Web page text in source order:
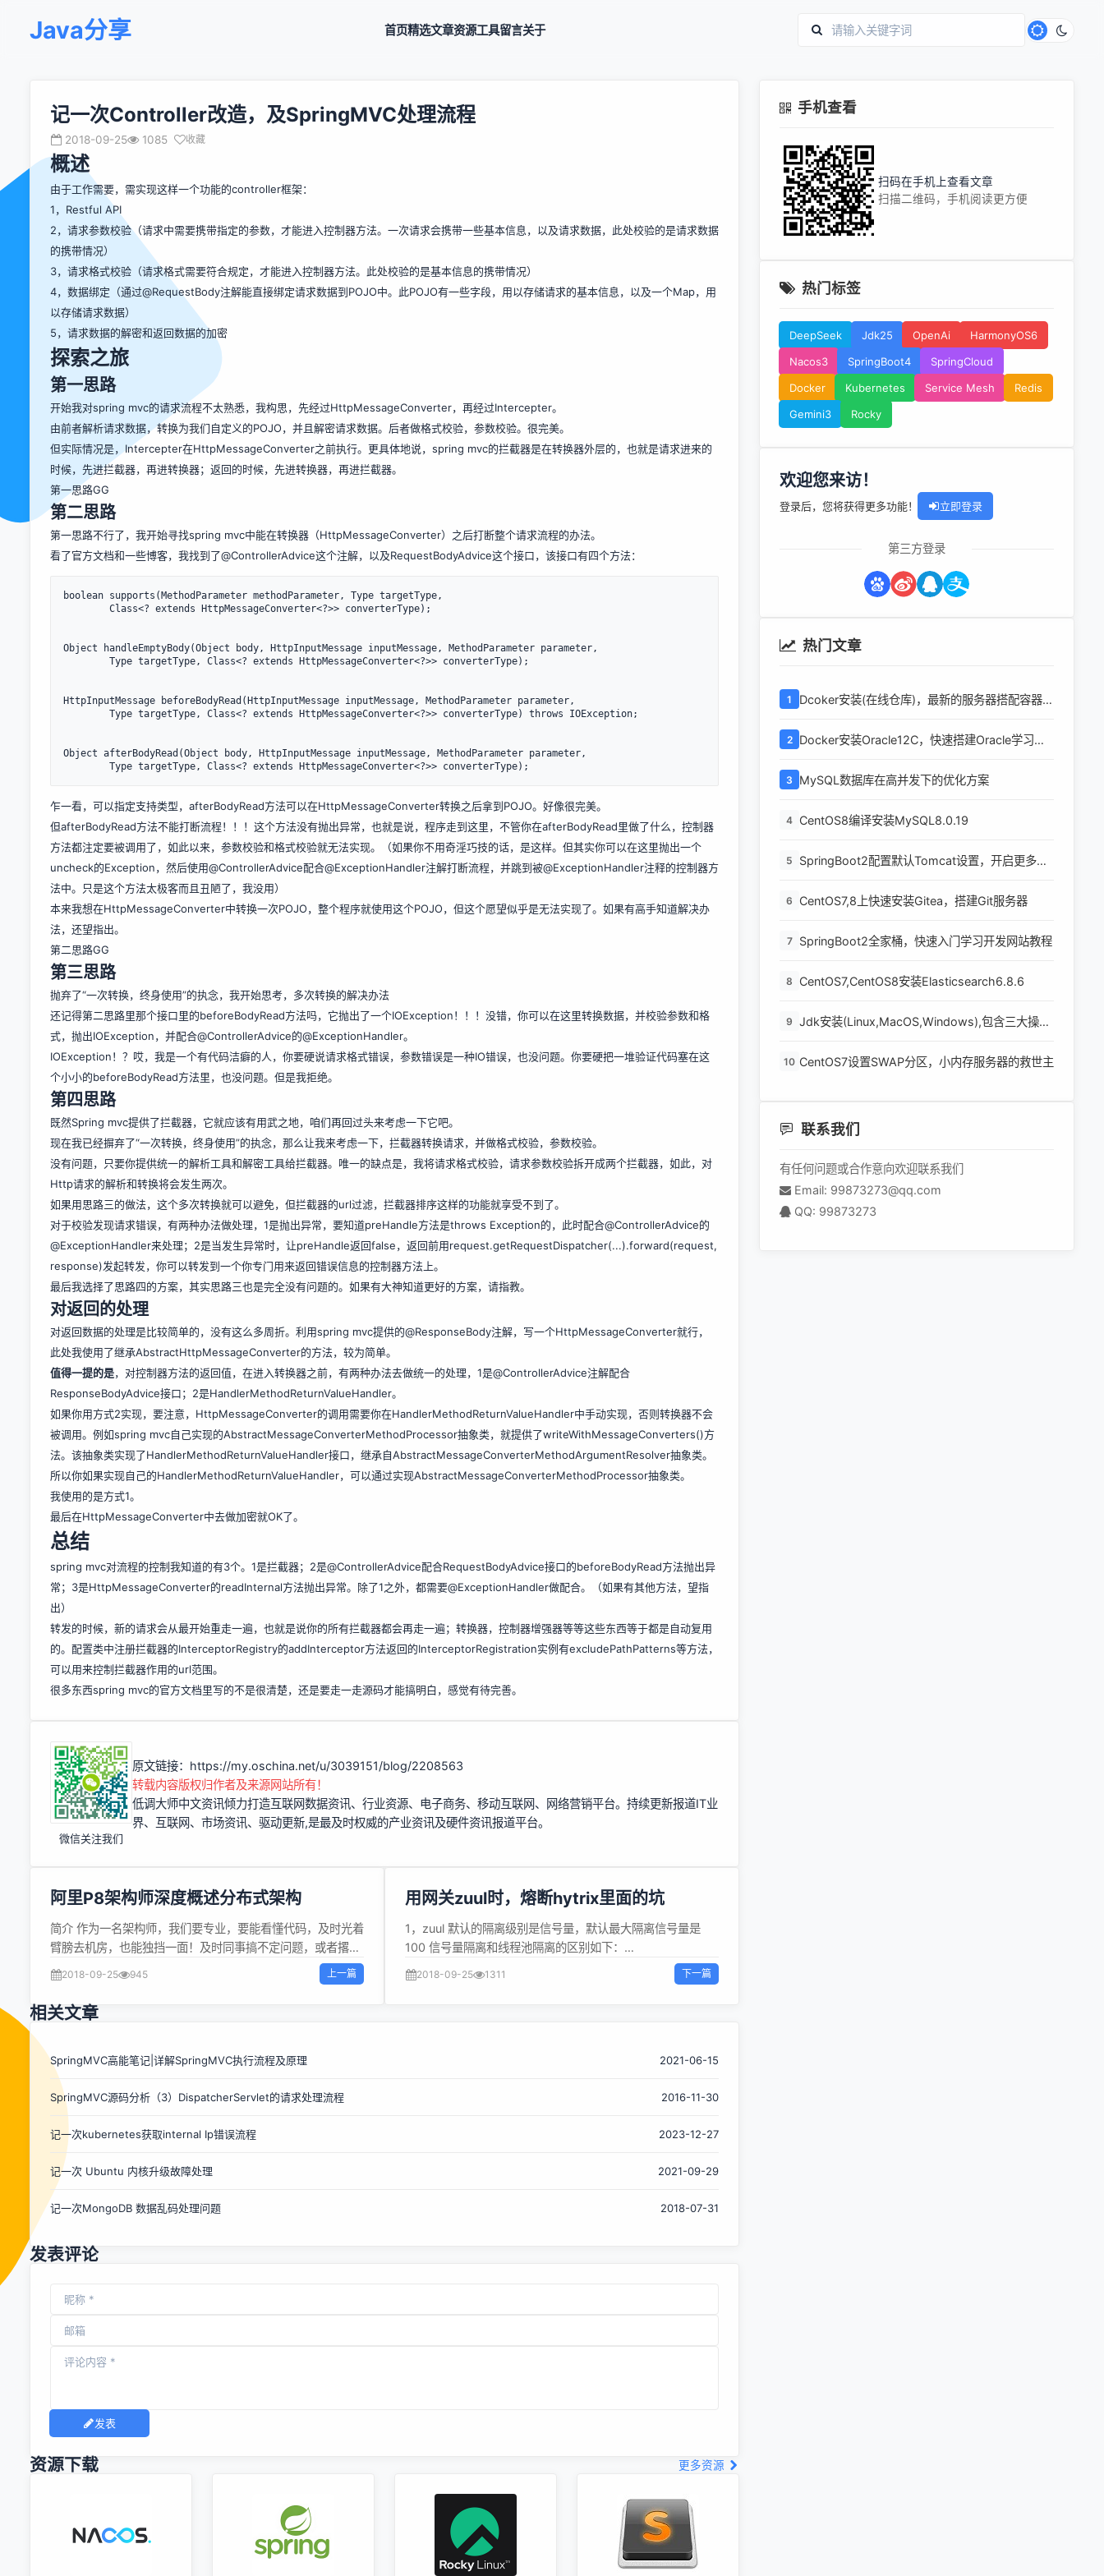
Java分享 首页精选文章资源工具留言关于
记一次Controller改造，及SpringMVC处理流程
2018-09-25 1085 收藏
概述
由于工作需要，需实现这样一个功能的controller框架：
1，Restful API
2，请求参数校验（请求中需要携带指定的参数，才能进入控制器方法。一次请求会携带一些基本信息，以及请求数据，此处校验的是请求数据
的携带情况）
3，请求格式校验（请求格式需要符合规定，才能进入控制器方法。此处校验的是基本信息的携带情况）
4，数据绑定（通过@RequestBody注解能直接绑定请求数据到POJO中。此POJO有一些字段，用以存储请求的基本信息，以及一个Map，用
以存储请求数据）
5，请求数据的解密和返回数据的加密
探索之旅
第一思路
开始我对spring mvc的请求流程不太熟悉，我构思，先经过HttpMessageConverter，再经过Intercepter。
由前者解析请求数据，转换为我们自定义的POJO，并且解密请求数据。后者做格式校验，参数校验。很完美。
但实际情况是，Intercepter在HttpMessageConverter之前执行。更具体地说，spring mvc的拦截器是在转换器外层的，也就是请求进来的
时候，先进拦截器，再进转换器；返回的时候，先进转换器，再进拦截器。
第一思路GG
第二思路
第一思路不行了，我开始寻找spring mvc中能在转换器（HttpMessageConverter）之后打断整个请求流程的办法。
看了官方文档和一些博客，我找到了@ControllerAdvice这个注解，以及RequestBodyAdvice这个接口，该接口有四个方法：
boolean supports(MethodParameter methodParameter, Type targetType,
Object handleEmptyBody(Object body, HttpInputMessage inputMessage, MethodParameter parameter,
HttpInputMessage beforeBodyRead(HttpInputMessage inputMessage, MethodParameter parameter,
Object afterBodyRead(Object body, HttpInputMessage inputMessage, MethodParameter parameter,
乍一看，可以指定支持类型，afterBodyRead方法可以在HttpMessageConverter转换之后拿到POJO。好像很完美。
但afterBodyRead方法不能打断流程！！！这个方法没有抛出异常，也就是说，程序走到这里，不管你在afterBodyRead里做了什么，控制器
方法都注定要被调用了，如此以来，参数校验和格式校验就无法实现。（如果你不用奇淫巧技的话，是这样。但其实你可以在这里抛出一个
uncheck的Exception，然后使用@ControllerAdvice配合@ExceptionHandler注解打断流程，并跳到被@ExceptionHandler注释的控制器方
法中。只是这个方法太极客而且丑陋了，我没用）
本来我想在HttpMessageConverter中转换一次POJO，整个程序就使用这个POJO，但这个愿望似乎是无法实现了。如果有高手知道解决办
法，还望指出。
第二思路GG
第三思路
抛弃了“一次转换，终身使用”的执念，我开始思考，多次转换的解决办法
还记得第二思路里那个接口里的beforeBodyRead方法吗，它抛出了一个IOException！！！没错，你可以在这里转换数据，并校验参数和格
式，抛出IOException，并配合@ControllerAdvice的@ExceptionHandler。
IOException！？哎，我是一个有代码洁癖的人，你要硬说请求格式错误，参数错误是一种IO错误，也没问题。你要硬把一堆验证代码塞在这
个小小的beforeBodyRead方法里，也没问题。但是我拒绝。
第四思路
既然Spring mvc提供了拦截器，它就应该有用武之地，咱们再回过头来考虑一下它吧。
现在我已经摒弃了“一次转换，终身使用”的执念，那么让我来考虑一下，拦截器转换请求，并做格式校验，参数校验。
没有问题，只要你提供统一的解析工具和解密工具给拦截器。唯一的缺点是，我将请求格式校验，请求参数校验拆开成两个拦截器，如此，对
Http请求的解析和转换将会发生两次。
如果用思路三的做法，这个多次转换就可以避免，但拦截器的url过滤，拦截器排序这样的功能就享受不到了。
对于校验发现请求错误，有两种办法做处理，1是抛出异常，要知道preHandle方法是throws Exception的，此时配合@ControllerAdvice的
@ExceptionHandler来处理；2是当发生异常时，让preHandle返回false，返回前用request.getRequestDispatcher(...).forward(request,
response)发起转发，你可以转发到一个你专门用来返回错误信息的控制器方法上。
最后我选择了思路四的方案，其实思路三也是完全没有问题的。如果有大神知道更好的方案，请指教。
对返回的处理
对返回数据的处理是比较简单的，没有这么多周折。利用spring mvc提供的@ResponseBody注解，写一个HttpMessageConverter就行，
此处我使用了继承AbstractHttpMessageConverter的方法，较为简单。
值得一提的是，对控制器方法的返回值，在进入转换器之前，有两种办法去做统一的处理，1是@ControllerAdvice注解配合
ResponseBodyAdvice接口；2是HandlerMethodReturnValueHandler。
如果你用方式2实现，要注意，HttpMessageConverter的调用需要你在HandlerMethodReturnValueHandler中手动实现，否则转换器不会
被调用。例如spring mvc自己实现的AbstractMessageConverterMethodProcessor抽象类，就提供了writeWithMessageConverters()方
法。该抽象类实现了HandlerMethodReturnValueHandler接口，继承自AbstractMessageConverterMethodArgumentResolver抽象类。
所以你如果实现自己的HandlerMethodReturnValueHandler，可以通过实现AbstractMessageConverterMethodProcessor抽象类。
我使用的是方式1。
最后在HttpMessageConverter中去做加密就OK了。
总结
spring mvc对流程的控制我知道的有3个。1是拦截器；2是@ControllerAdvice配合RequestBodyAdvice接口的beforeBodyRead方法抛出异
常；3是HttpMessageConverter的readInternal方法抛出异常。除了1之外，都需要@ExceptionHandler做配合。（如果有其他方法，望指
出）
转发的时候，新的请求会从最开始重走一遍，也就是说你的所有拦截器都会再走一遍；转换器，控制器增强器等等这些东西等于都是自动复用
的。配置类中注册拦截器的InterceptorRegistry的addInterceptor方法返回的InterceptorRegistration实例有excludePathPatterns等方法，
可以用来控制拦截器作用的url范围。
很多东西spring mvc的官方文档里写的不是很清楚，还是要走一走源码才能搞明白，感觉有待完善。
微信关注我们
原文链接： https://my.oschina.net/u/3039151/blog/2208563
转载内容版权归作者及来源网站所有！
低调大师中文资讯倾力打造互联网数据资讯、行业资源、电子商务、移动互联网、网络营销平台。持续更新报道IT业
界、互联网、市场资讯、驱动更新,是最及时权威的产业资讯及硬件资讯报道平台。
阿里P8架构师深度概述分布式架构
简介 作为一名架构师，我们要专业，要能看懂代码，及时光着
臂膀去机房，也能独挡一面！及时同事搞不定问题，或者撂挑
子，你也能给老大一个坚定的眼神：不怕，有我在！还能在会
议室上滔滔不绝，如若无人，让不懂技术的妹子看你时眼神迷
离，就好想落霞与孤鹜齐飞！ 分布式架构是一个非常复杂的体
系，任何技术都不是孤立的存在，任何技术都无法适应所有场
可能多的学习与之相关的各种知识，掌握各种技术的演进路
线，正式从一名码农蜕变成为架构师 什么是分布式？ 互联网
应用的特点是：高并发，海量数据。互联网应用的用户数是没
别。高并发指系统单位时间内收到的请求数量（取决于使用的
用户数），没有上限。海量数据包括：海量数据的存储和海量
数据的处理。这两个工程难题都可以使用分布式系统来解决。
简单理解，分布式系统就是把一些计算机通过网络连接起来，
然后协同工作。协同工作需要解决两个问题： 1）任务分解 把
行，实现多任务的并发执行。 2）节点通信 节点之间互相通
2018-09-25 945 上一篇
用网关zuul时，熔断hytrix里面的坑
1，zuul 默认的隔离级别是信号量，默认最大隔离信号量是
100 信号量隔离和线程池隔离的区别如下：
https://my.oschina.net/u/867417/blog/2120713 默认设
置： 2，zuul里隔离是按服务隔离的，也就是1个服务1个信号
一些配置名称，导致hytrix的一些原生配置会失效 具体设置
的属性如下： 隔离级别指定：zuul.ribbonIsolationStrategy:
semaphore.maxSemaphores = 20 指定服务的信号隔离级
zuul.eureka.serviceId.semaphore.maxSemaphores = 20
2018-09-25 1311 下一篇
相关文章
SpringMVC高能笔记|详解SpringMVC执行流程及原理 2021-06-15
SpringMVC源码分析（3）DispatcherServlet的请求处理流程 2016-11-30
记一次kubernetes获取internal Ip错误流程 2023-12-27
记一次 Ubuntu 内核升级故障处理 2021-09-29
记一次MongoDB 数据乱码处理问题 2018-07-31
发表评论
发表
资源下载 更多资源
手机查看
扫码在手机上查看文章
扫描二维码，手机阅读更方便
热门标签
DeepSeek Jdk25 OpenAi
HarmonyOS6
Nacos3
SpringBoot4
SpringCloud
Docker
Kubernetes Service Mesh
Redis
Gemini3
Rocky
欢迎您来访！
登录后，您将获得更多功能！ 立即登录
第三方登录
热门文章
1
Dcoker安装(在线仓库)，最新的服务器搭配容器使
2
Docker安装Oracle12C，快速搭建Oracle学习环
3 MySQL数据库在高并发下的优化方案
4 CentOS8编译安装MySQL8.0.19
5
SpringBoot2配置默认Tomcat设置，开启更多高
6 CentOS7,8上快速安装Gitea，搭建Git服务器
7 SpringBoot2全家桶，快速入门学习开发网站教程
8 CentOS7,CentOS8安装Elasticsearch6.8.6
9 Jdk安装(Linux,MacOS,Windows),包含三大操作
10 CentOS7设置SWAP分区，小内存服务器的救世主
联系我们
有任何问题或合作意向欢迎联系我们
Email: 99873273@qq.com
QQ: 99873273